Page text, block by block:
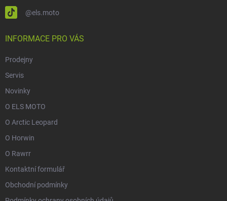
@els.moto
INFORMACE PRO VÁS
Prodejny
Servis
Novinky
O ELS MOTO
O Arctic Leopard
O Horwin
O Rawrr
Kontaktní formulář
Obchodní podmínky